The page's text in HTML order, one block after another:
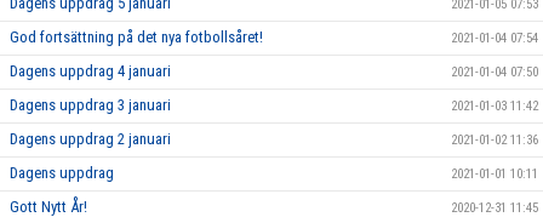
2021-01-05 07:53
God fortsättning på det nya fotbollsåret! 2021-01-04 07:54
Dagens uppdrag 4 januari 2021-01-04 07:50
Dagens uppdrag 3 januari 2021-01-03 11:42
Dagens uppdrag 2 januari 2021-01-02 11:36
Dagens uppdrag 2021-01-01 10:11
Gott Nytt År! 2020-12-31 11:45